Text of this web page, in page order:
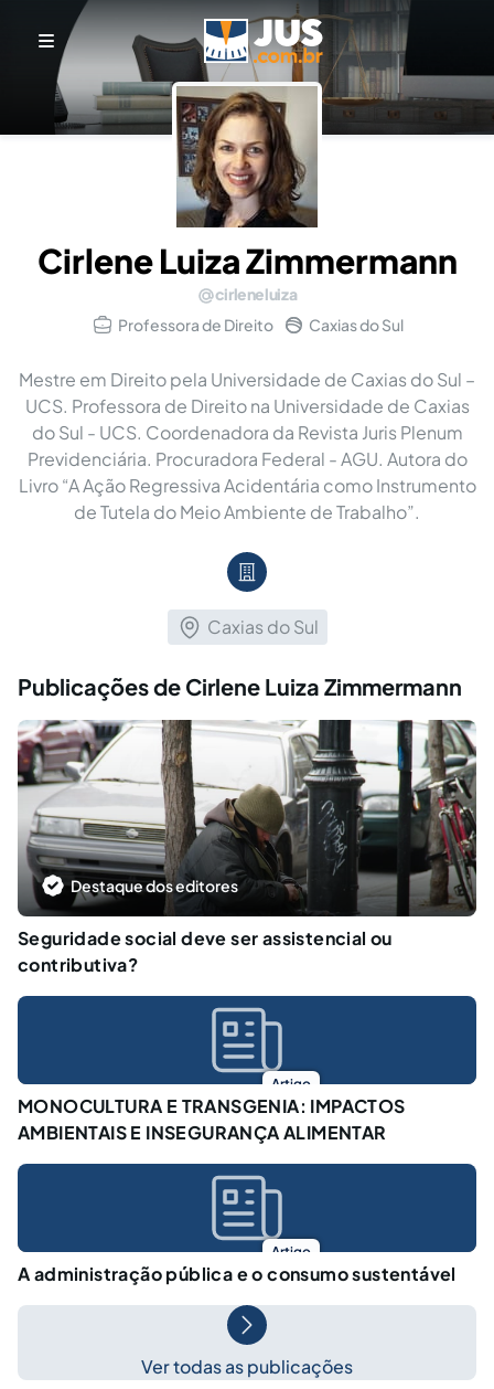
Cirlene Luiza Zimmermann
cirleneluiza
Professora de Direito
Caxias do Sul
Mestre em Direito pela Universidade de Caxias do Sul –
UCS. Professora de Direito na Universidade de Caxias
do Sul - UCS. Coordenadora da Revista Juris Plenum
Previdenciária. Procuradora Federal - AGU. Autora do
Livro “A Ação Regressiva Acidentária como Instrumento
de Tutela do Meio Ambiente de Trabalho”.
Caxias do Sul
Publicações de Cirlene Luiza Zimmermann
Destaque dos editores
Seguridade social deve ser assistencial ou
contributiva?
Artigo
MONOCULTURA E TRANSGENIA: IMPACTOS
AMBIENTAIS E INSEGURANÇA ALIMENTAR
Artigo
A administração pública e o consumo sustentável
Ver todas as publicações